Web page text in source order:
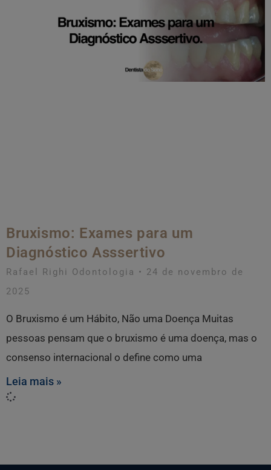
Bruxismo: Exames para um
Diagnóstico Asssertivo
Rafael Righi Odontologia
24 de novembro de
2025
O Bruxismo é um Hábito, Não uma Doença Muitas
pessoas pensam que o bruxismo é uma doença, mas o
consenso internacional o define como uma
Leia mais »